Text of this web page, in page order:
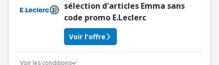
sélection d'articles Emma sans
code promo E.Leclerc
Voir l'offre
Voir les conditions